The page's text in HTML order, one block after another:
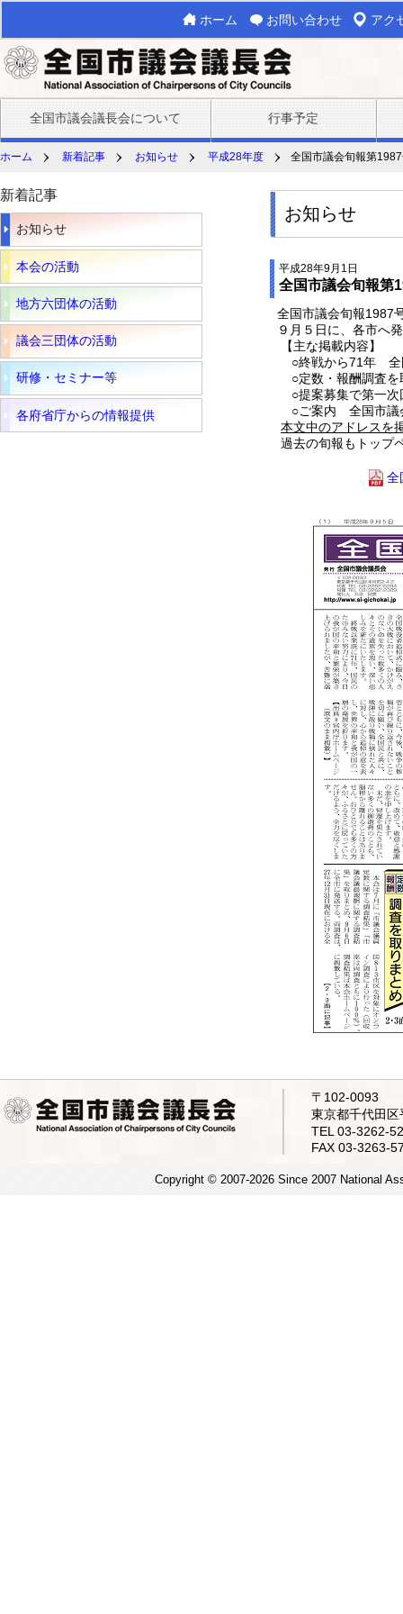
ホーム お問い合わせ アク
全国市議会議長会について 行事予定
ホーム 新着記事 お知らせ 平成28年度 全国市議会旬報第
新着記事
お知らせ
本会の活動
地方六団体の活動
議会三団体の活動
研修・セミナー等
各府省庁からの情報提供
お知らせ
平成28年9月1日
全国市議会旬報第
全国市議会旬報1987
９月５日に、各市へ
【主な掲載内容】
○終戦から71年 全
○定数・報酬調査を
○提案募集で第一次
○ご案内 全国市議
本文中のアドレスを
過去の旬報もトップ
全
〒102-0093
東京都千代田
TEL 03-3262-
FAX 03-3263-
Copyright © 2007-2026 Since 2007 National